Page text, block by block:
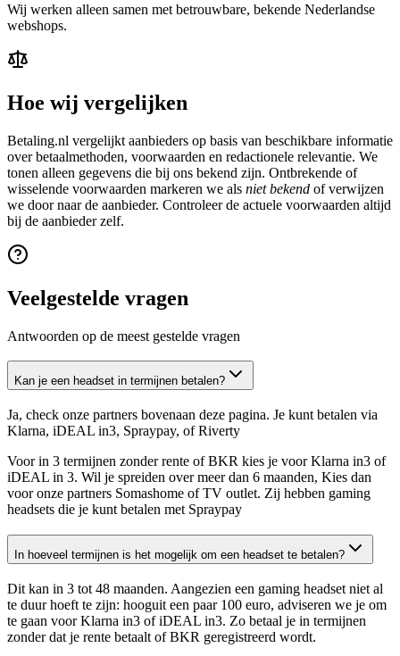
Wij werken alleen samen met betrouwbare, bekende Nederlandse
webshops.
Hoe wij vergelijken
Betaling.nl vergelijkt aanbieders op basis van beschikbare informatie
over betaalmethoden, voorwaarden en redactionele relevantie. We
tonen alleen gegevens die bij ons bekend zijn. Ontbrekende of
wisselende voorwaarden markeren we als niet bekend of verwijzen
we door naar de aanbieder. Controleer de actuele voorwaarden altijd
bij de aanbieder zelf.
Veelgestelde vragen
Antwoorden op de meest gestelde vragen
Kan je een headset in termijnen betalen?
Ja, check onze partners bovenaan deze pagina. Je kunt betalen via
Klarna, iDEAL in3, Spraypay, of Riverty
Voor in 3 termijnen zonder rente of BKR kies je voor Klarna in3 of
iDEAL in 3. Wil je spreiden over meer dan 6 maanden, Kies dan
voor onze partners Somashome of TV outlet. Zij hebben gaming
headsets die je kunt betalen met Spraypay
In hoeveel termijnen is het mogelijk om een headset te betalen?
Dit kan in 3 tot 48 maanden. Aangezien een gaming headset niet al
te duur hoeft te zijn: hooguit een paar 100 euro, adviseren we je om
te gaan voor Klarna in3 of iDEAL in3. Zo betaal je in termijnen
zonder dat je rente betaalt of BKR geregistreerd wordt.